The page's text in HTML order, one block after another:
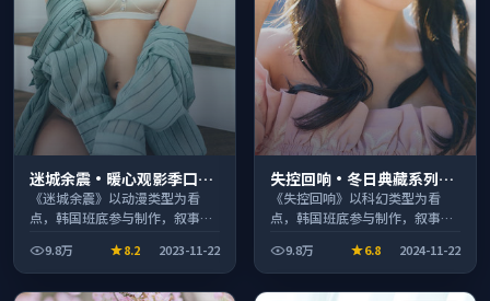
迷城余震·暖心观影季口碑
发酵持续升温
《迷城余震》以动漫类型为看
点，韩国班底参与制作，叙事完
看。9.8万 8.2 2023-11-22
失控回响·冬日典藏系列温
情叙事引人入胜
《失控回响》以科幻类型为看
点，韩国班底参与制作，叙事完
看。9.8万 6.8 2024-11-22